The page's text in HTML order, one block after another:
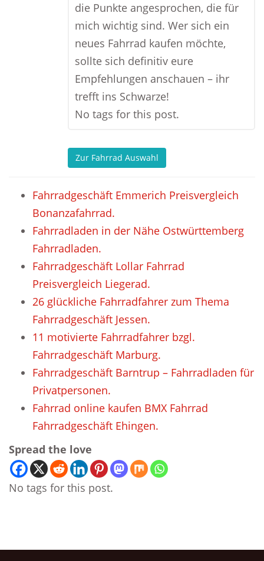
die Punkte angesprochen, die für
mich wichtig sind. Wer sich ein
neues Fahrrad kaufen möchte,
sollte sich definitiv eure
Empfehlungen anschauen – ihr
trefft ins Schwarze!
No tags for this post.
Zur Fahrrad Auswahl
Fahrradgeschäft Emmerich Preisvergleich
Bonanzafahrrad.
Fahrradladen in der Nähe Ostwürttemberg
Fahrradladen.
Fahrradgeschäft Lollar Fahrrad
Preisvergleich Liegerad.
26 glückliche Fahrradfahrer zum Thema
Fahrradgeschäft Jessen.
11 motivierte Fahrradfahrer bzgl.
Fahrradgeschäft Marburg.
Fahrradgeschäft Barntrup – Fahrradladen für
Privatpersonen.
Fahrrad online kaufen BMX Fahrrad
Fahrradgeschäft Ehingen.
Spread the love
No tags for this post.